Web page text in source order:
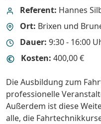
Referent: Hannes
Ort: Brixen und
Dauer: 9:30 - 16:00
Kosten: 400,00 €
Die Ausbildung zum
professionelle
Außerdem ist diese
alle, die